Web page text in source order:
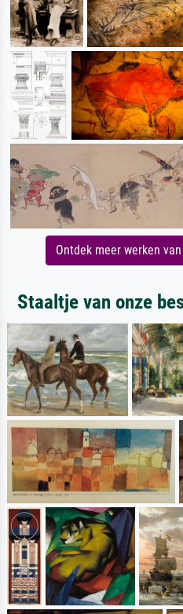
Ontdek meer werken
Staaltje van onze